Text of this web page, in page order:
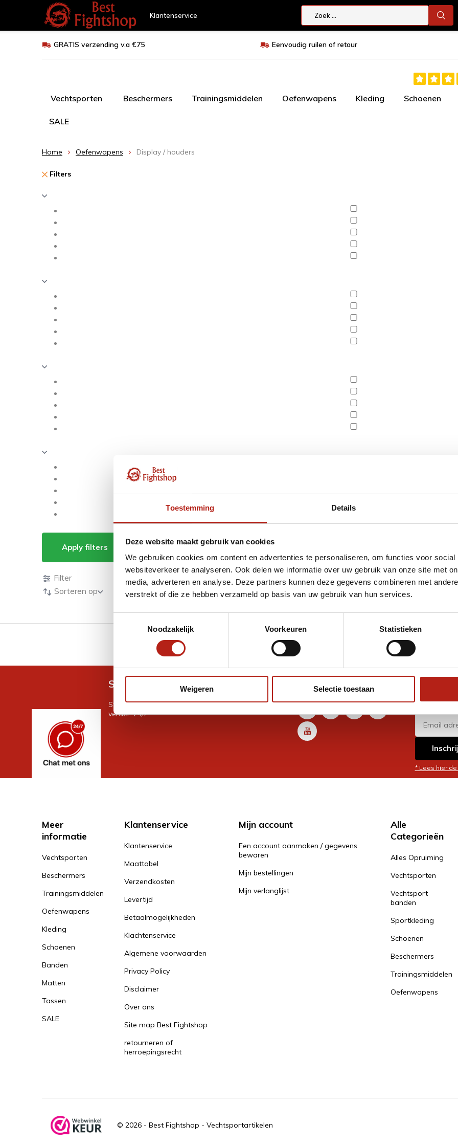
Toestemming Details
Deze website maakt gebruik van cookies
We gebruiken cookies om content en advertenties te personaliseren, om functies voor
websiteverkeer te analyseren. Ook delen we informatie over uw gebruik van onze site met
media, adverteren en analyse. Deze partners kunnen deze gegevens combineren met
verstrekt of die ze hebben verzameld op basis van uw gebruik van hun services.
Noodzakelijk
Voorkeuren Statistieken
Weigeren Selectie toestaan
Klantenservice
GRATIS verzending v.a €75 Eenvoudig ruilen of retour
Vechtsporten Beschermers Trainingsmiddelen Oefenwapens Kleding Schoenen
SALE
Home Oefenwapens Display / houders
Filters
Apply filters Display / houders
Producten
Filter
Sorteren op
GRATIS verzending v.a €75 Eenvoudig ruilen of retour
Snel antwoord op je vraag?
Stel je vraag in de chat, en we helpen je graag
verder. 24/7
Volg ons
* Lees hier
Meer
informatie
Vechtsporten
Beschermers
Trainingsmiddelen
Oefenwapens
Kleding
Schoenen
Banden
Matten
Tassen
SALE
Klantenservice
Klantenservice
Maattabel
Verzendkosten
Levertijd
Betaalmogelijkheden
Klachtenservice
Algemene voorwaarden
Privacy Policy
Disclaimer
Over ons
Site map Best Fightshop
retourneren of
herroepingsrecht
Mijn account
Een account aanmaken / gegevens
bewaren
Mijn bestellingen
Mijn verlanglijst
Alle
Categorieën
Alles Opruiming
Vechtsporten
Vechtsport
banden
Sportkleding
Schoenen
Beschermers
Trainingsmiddelen
Oefenwapens
© 2026 - Best Fightshop - Vechtsportartikelen